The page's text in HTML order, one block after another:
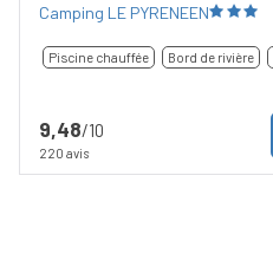
Camping LE PYRENEEN
Piscine chauffée Bord de rivière
9,48/10
220 avis